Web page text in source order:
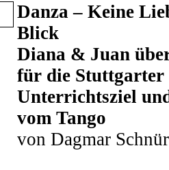
Danza – Keine
Blick
Diana & Juan
für die
Unterrichtsziel
vom Tango
von Dagmar